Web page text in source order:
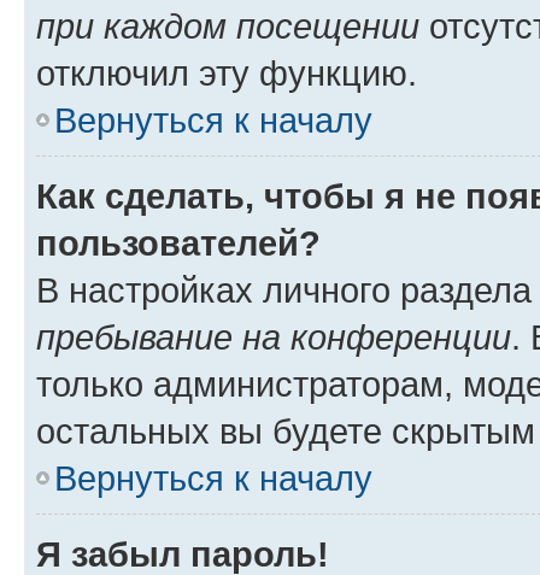
при каждом посещении
отключил эту функцию.
Вернуться к началу
Как сделать, чтобы я не
пользователей?
В настройках личного
пребывание на конференции.
только администраторам,
остальных вы будете
Вернуться к началу
Я забыл пароль!